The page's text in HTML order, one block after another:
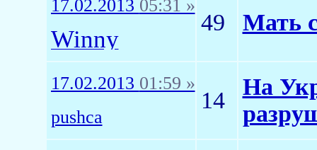
17.02.2013 05:31 »
Winny
49 Мать
17.02.2013 01:59 »
pushca
14
На